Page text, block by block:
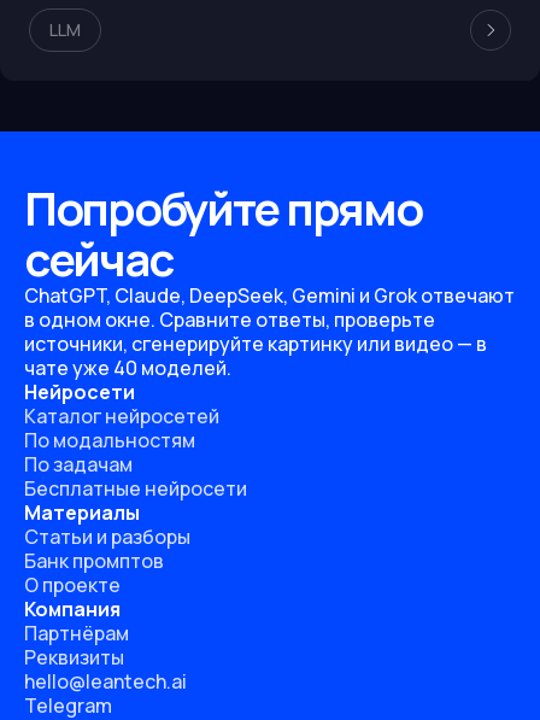
LLM
Попробуйте прямо
сейчас
ChatGPT, Claude, DeepSeek, Gemini и Grok отвечают
в одном окне. Сравните ответы, проверьте
источники, сгенерируйте картинку или видео — в
чате уже 40 моделей.
Нейросети
Каталог нейросетей
По модальностям
По задачам
Бесплатные нейросети
Материалы
Статьи и разборы
Банк промптов
О проекте
Компания
Партнёрам
Реквизиты
hello@leantech.ai
Telegram